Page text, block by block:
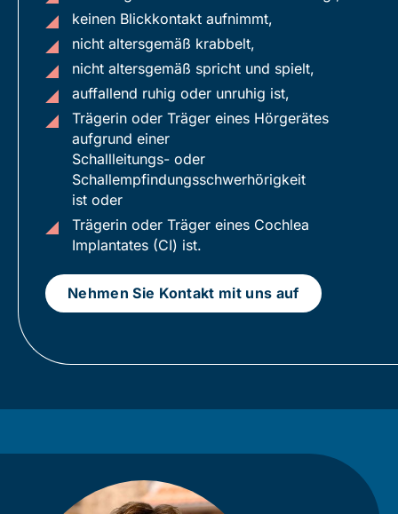
keinen Blickkontakt aufnimmt,
nicht altersgemäß krabbelt,
nicht altersgemäß spricht und spielt,
auffallend ruhig oder unruhig ist,
Trägerin oder Träger eines Hörgerätes
aufgrund einer
Schallleitungs- oder
Schallempfindungsschwerhörigkeit
ist oder
Trägerin oder Träger eines Cochlea
Implantates (CI) ist.
Nehmen Sie Kontakt mit uns auf